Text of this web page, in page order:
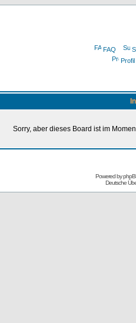
FAQ
Profil
Sorry, aber dieses Board ist im
Powered by
Deutsche